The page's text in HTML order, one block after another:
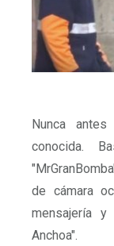
Nunca
conocida.
de cámara
mensajería
Anchoa".